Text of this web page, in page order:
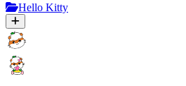
Hello Kitty